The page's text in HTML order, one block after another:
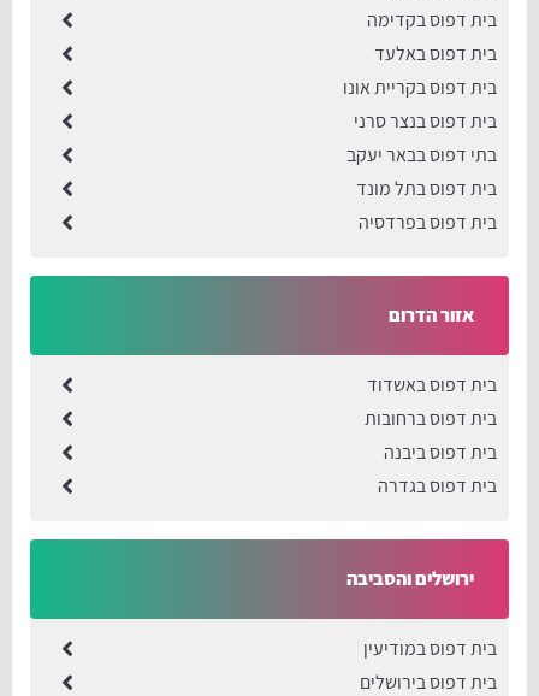
בית דפוס בקדימה
בית דפוס באלעד
בית דפוס בקריית אונו
בית דפוס בנצר סרני
בתי דפוס בבאר יעקב
בית דפוס בתל מונד
בית דפוס בפרדסיה
אזור הדרום
בית דפוס באשדוד
בית דפוס ברחובות
בית דפוס ביבנה
בית דפוס בגדרה
ירושלים והסביבה
בית דפוס במודיעין
בית דפוס בירושלים